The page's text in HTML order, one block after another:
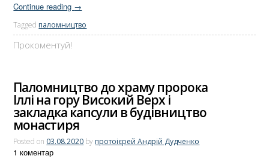
Continue reading →
Tagged паломництво
Прокоментуй!
Паломництво до храму пророка
Іллі на гору Високий Верх і
закладка капсули в будівництво
монастиря
Posted on 03.08.2020 by протоієрей Андрій Дудченко
1 коментар